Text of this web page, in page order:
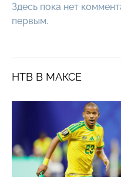
Здесь пока нет
первым.
НТВ В МАКСЕ